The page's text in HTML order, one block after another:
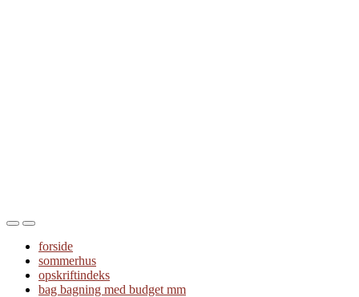
Toggle
mobile
menu
Toggle
the
search
field
forside
sommerhus
opskriftindeks
bag bagning med budget mm